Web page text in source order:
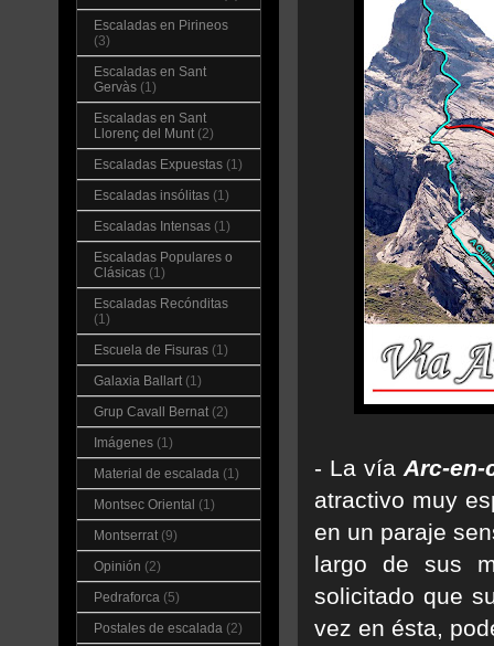
- La vía Arc-en-
atractivo muy
en un paraje
largo de sus
solicitado que
vez en ésta,
Escaladas en Pirineos
(3)
Escaladas en Sant
Gervàs (1)
Escaladas en Sant
Llorenç del Munt (2)
Escaladas Expuestas (1)
Escaladas insólitas (1)
Escaladas Intensas (1)
Escaladas Populares o
Clásicas (1)
Escaladas Recónditas
(1)
Escuela de Fisuras (1)
Galaxia Ballart (1)
Grup Cavall Bernat (2)
Imágenes (1)
Material de escalada (1)
Montsec Oriental (1)
Montserrat (9)
Opinión (2)
Pedraforca (5)
Postales de escalada (2)